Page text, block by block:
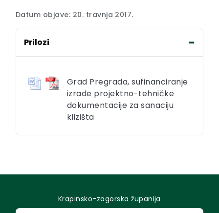
Datum objave: 20. travnja 2017.
Prilozi
Grad Pregrada, sufinanciranje
izrade projektno-tehničke
dokumentacije za sanaciju
klizišta
Krapinsko-zagorska županija